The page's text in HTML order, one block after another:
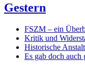
Gestern
FSZM – ein
Kritik und
Historische
Es gab doch auch